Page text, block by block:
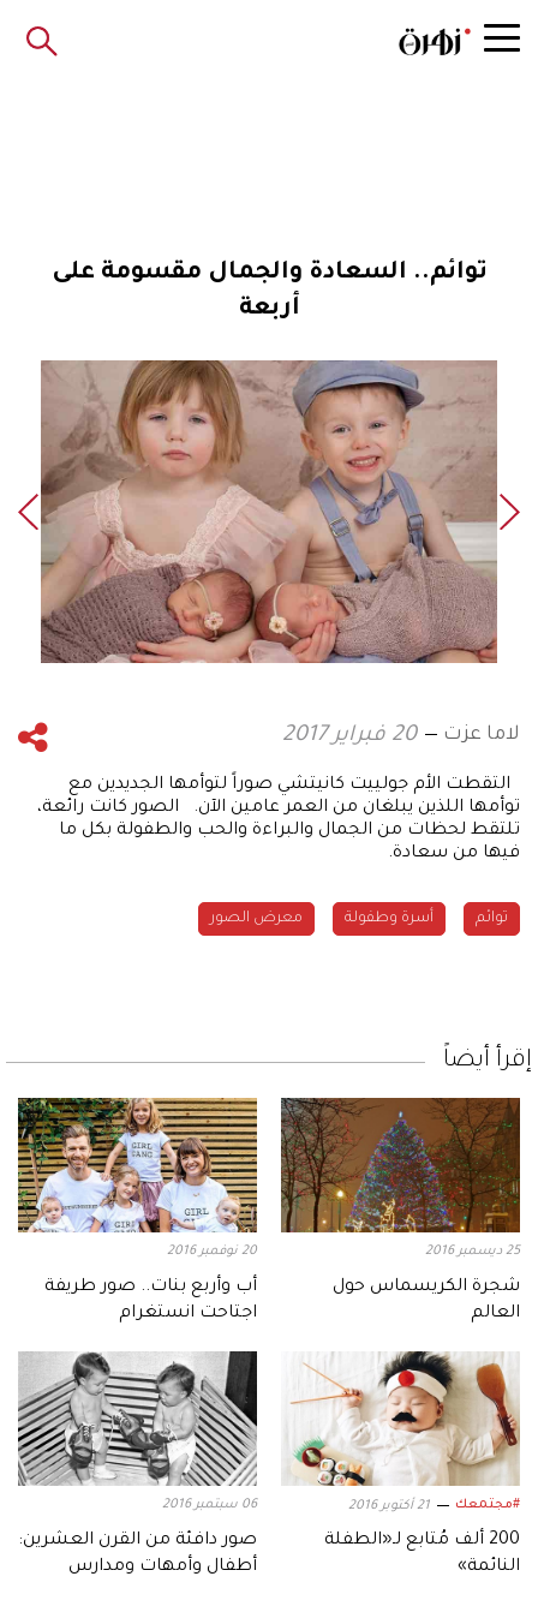
توائم.. السعادة والجمال مقسومة على
أربعة
لاما عزت 20 فبراير 2017
التقطت الأم جولييت كانيتشي صوراً لتوأمها الجديدين مع
توأمها اللذين يبلغان من العمر عامين الآن. الصور كانت رائعة،
تلتقط لحظات من الجمال والبراءة والحب والطفولة بكل ما
فيها من سعادة.
توائم أسرة وطفولة معرض الصور
إقرأ أيضاً
25 ديسمبر 2016
شجرة الكريسماس حول
العالم
20 نوفمبر 2016
أب وأربع بنات.. صور طريفة
اجتاحت انستغرام
#مجتمعك 21 أكتوبر 2016
200 ألف مُتابع لـ«الطفلة
النائمة»
06 سبتمبر 2016
صور دافئة من القرن العشرين:
أطفال وأمهات ومدارس